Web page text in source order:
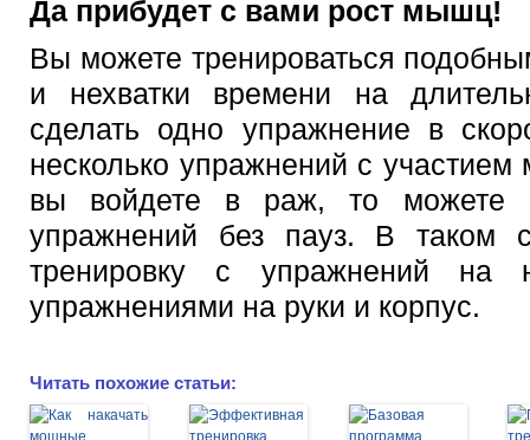
Да прибудет с вами рост мышц!
Вы можете тренироваться
и нехватки времени на
сделать одно упражнение в
несколько упражнений с
вы войдете в раж, то можете
упражнений без пауз. В таком
тренировку с упражнений на
упражнениями на руки и корпус.
Читать похожие статьи: